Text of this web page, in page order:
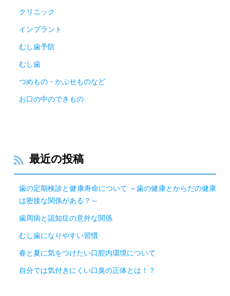
クリニック
インプラント
むし歯予防
むし歯
つめもの・かぶせものなど
お口の中のできもの
最近の投稿
歯の定期検診と健康寿命について ～歯の健康とからだの健康
は密接な関係がある？～
歯周病と認知症の意外な関係
むし歯になりやすい習慣
春と夏に気をつけたい口腔内環境について
自分では気付きにくい口臭の正体とは！？